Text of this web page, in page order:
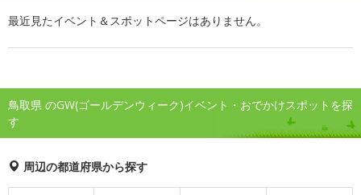
最近見たイベント＆スポットページはありません。
鳥取県 のGW(ゴールデンウィーク)イベント・おでかけスポットを探
す
周辺の都道府県から探す